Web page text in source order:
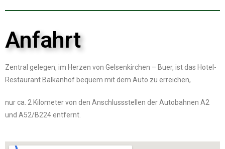
Anfahrt
Zentral gelegen, im Herzen von Gelsenkirchen – Buer, ist das Hotel-
Restaurant Balkanhof bequem mit dem Auto zu erreichen,
nur ca. 2 Kilometer von den Anschlussstellen der Autobahnen A2
und A52/B224 entfernt.